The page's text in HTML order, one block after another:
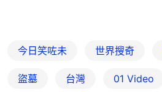
今日笑咗未 世界搜奇
盜墓 台灣 01 Video